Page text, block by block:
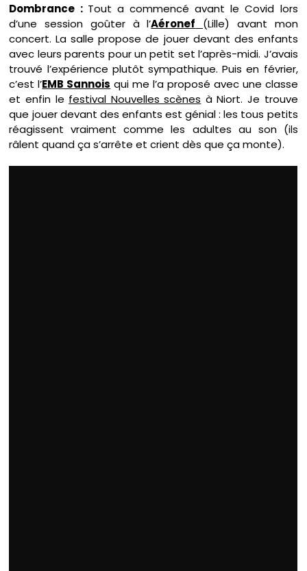
Dombrance : Tout a commencé avant le Covid lors
d’une session goûter à l’Aéronef
(Lille) avant mon
concert. La salle propose de jouer devant des enfants
avec leurs parents pour un petit set l’après-midi. J’avais
trouvé l’expérience plutôt sympathique. Puis en février,
c’est l’EMB Sannois qui me l’a proposé avec une classe
et enfin le festival Nouvelles scènes à Niort. Je trouve
que jouer devant des enfants est génial : les tous petits
réagissent vraiment comme les adultes au son (ils
râlent quand ça s’arrête et crient dès que ça monte).